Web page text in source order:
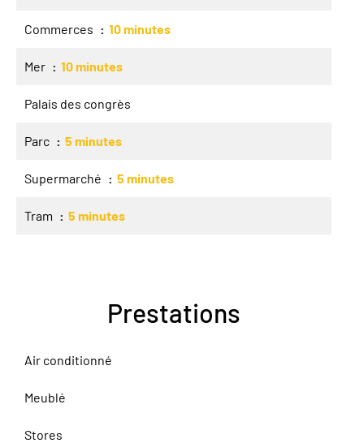
Commerces 10 minutes
Mer 10 minutes
Palais des congrès
Parc 5 minutes
Supermarché 5 minutes
Tram 5 minutes
Prestations
Air conditionné
Meublé
Stores